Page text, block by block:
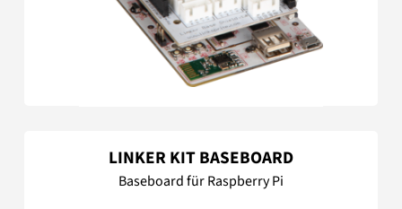
LINKER KIT BASEBOARD
Baseboard für Raspberry Pi